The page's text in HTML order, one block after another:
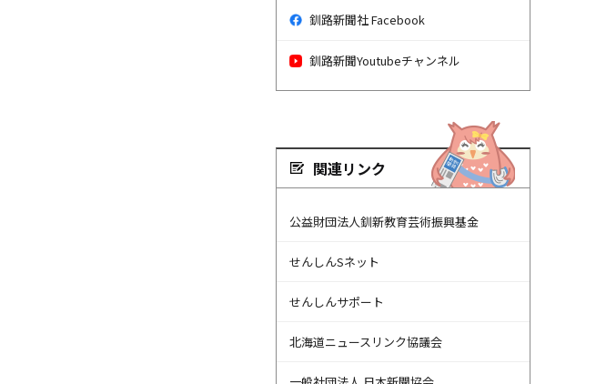
釧路新聞社 Facebook
釧路新聞Youtubeチャンネル
関連リンク
公益財団法人釧新教育芸術振興基金
せんしんSネット
せんしんサポート
北海道ニュースリンク協議会